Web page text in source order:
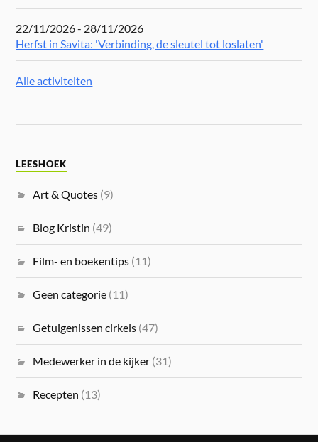
22/11/2026 - 28/11/2026
Herfst in Savita: 'Verbinding, de sleutel tot loslaten'
Alle activiteiten
LEESHOEK
Art & Quotes (9)
Blog Kristin (49)
Film- en boekentips (11)
Geen categorie (11)
Getuigenissen cirkels (47)
Medewerker in de kijker (31)
Recepten (13)